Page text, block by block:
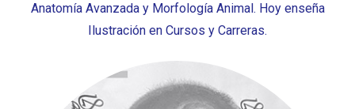
Anatomía Avanzada y Morfología Animal. Hoy enseña
Ilustración en Cursos y Carreras.